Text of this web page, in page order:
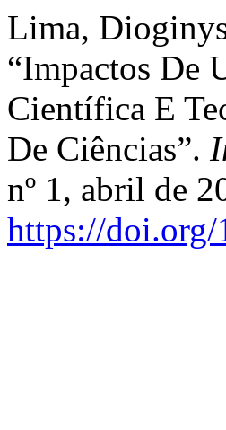
Lima,
“Impactos De
Científica E
De Ciências”.
nº 1, abril de
https://